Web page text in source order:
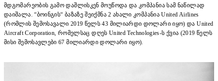
მდგომარეობის გამო დაშლისკენ მოუწოდა და კომპანია სამ ნაწილად
დაიშალა. “ბოინგის“ ბაზაზე შეიქმნა 2 ახალი კომპანია United Airlines
(რომლის შემოსავალი 2019 წელს 43 მილიარდი დოლარი იყო) და United
Aircraft Corporation, რომელსაც დღეს United Technologies-ს ქვია (2019 წელს
მისი შემოსავლები 67 მილიარდი დოლარი იყო).